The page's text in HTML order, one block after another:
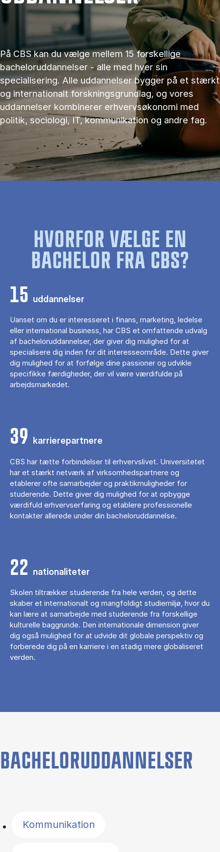
På CBS kan du vælge mellem 15 forskellige
bacheloruddannelser - alle med hver sin
specialisering. Alle uddannelser bygger på et stærkt
og internationalt forskningsgrundlag, og vores
uddannelser kombinerer erhvervsøkonomi med
politik, sociologi, IT, kommunikation og andre fag.
HVORFOR VÆLGE EN
BACHELOR FRA CBS?
15 uddannelser
Uanset om du er interesseret i finans, marketing, ledelse
eller international business, har CBS et omfattende udvalg
af bacheloruddannelser, der giver dig mulighed for at
specialisere dig inden for dit interesseområde. Dette giver
dig mulighed for at forfølge dine passioner og udvikle
specifikke færdigheder, der vil være værdifulde på
arbejdsmarkedet.
39 karrierepartnere
CBS har tætte forbindelser til erhvervslivet. Universitetet
har et stærkt netværk af virksomhedspartnere og
etablerer ofte samarbejder og praktikmuligheder for
studerende. Dette giver dig mulighed for at opbygge
værdifuld erhvervserfaring og etablere professionelle
kontakter allerede under din bacheloruddannelse.
22 nationaliteter
Skolen tiltrækker studerende fra hele verden, og dette
skaber et internationalt og mangfoldigt studiemiljø, hvor du
kan lære at samarbejde med studerende fra forskellige
kulturelle baggrunde. Den internationale dimension giver
dig også mulighed for at udvide dit globale perspektiv og
forberede dig på en karriere i en stadig mere globaliseret
verden.
BACHELORUDDANNELSER
Kommunikation